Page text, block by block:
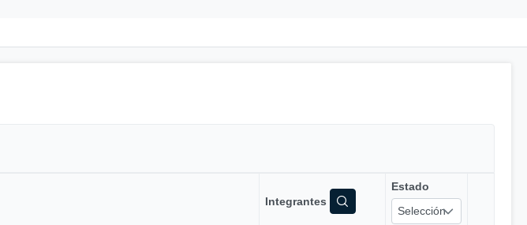
Integrantes
Estado
Selección